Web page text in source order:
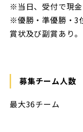
※当日、受付で現金
※優勝・準優勝・3
賞状及び副賞あり。
募集チーム人数
最大36チーム